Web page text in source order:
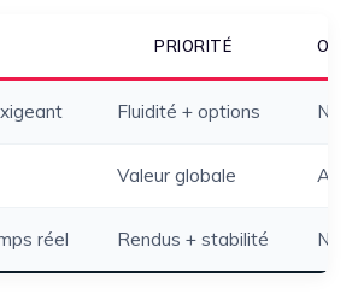
PRIORITÉ
Fluidité + options
Valeur globale
réel Rendus + stabilité